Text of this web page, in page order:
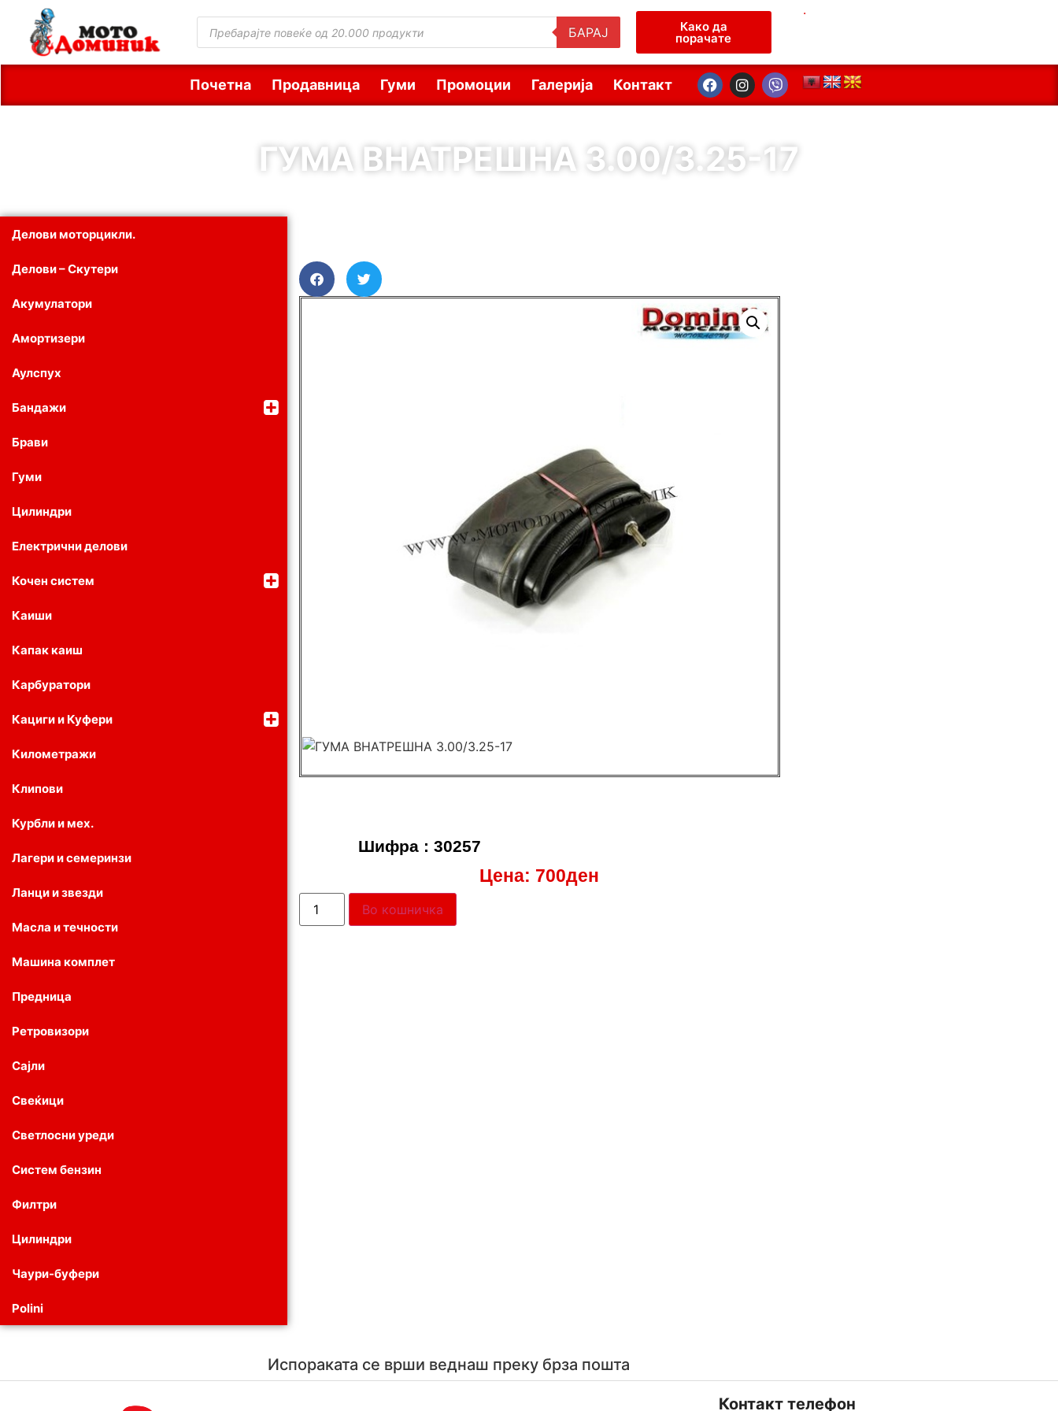
БАРАЈ Како да
порачате
.
Почетна Продавница Гуми Промоции Галерија Контакт
ГУМА ВНАТРЕШНА 3.00/3.25-17
Делови моторцикли.
Делови – Скутери
Акумулатори
Амортизери
Аулспух
Бандажи
Брави
Гуми
Цилиндри
Електрични делови
Кочен систем
Каиши
Капак каиш
Карбуратори
Кациги и Куфери
Километражи
Клипови
Курбли и мех.
Лагери и семеринзи
Ланци и звезди
Масла и течности
Машина комплет
Предница
Ретровизори
Сајли
Свеќици
Светлосни уреди
Систем бензин
Филтри
Цилиндри
Чаури-буфери
Polini
Шифра : 30257
Цена: 700ден
Во кошничка
Испораката се врши веднаш преку брза пошта
Контакт телефон